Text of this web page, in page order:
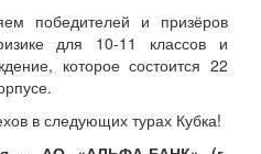
победителей и призёров
для 10-11 классов и
которое состоится 22
в следующих турах Кубка!